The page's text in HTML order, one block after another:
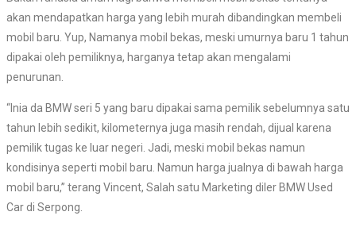
akan mendapatkan harga yang lebih murah dibandingkan membeli
mobil baru. Yup, Namanya mobil bekas, meski umurnya baru 1 tahun
dipakai oleh pemiliknya, harganya tetap akan mengalami
penurunan.
“Inia da BMW seri 5 yang baru dipakai sama pemilik sebelumnya satu
tahun lebih sedikit, kilometernya juga masih rendah, dijual karena
pemilik tugas ke luar negeri. Jadi, meski mobil bekas namun
kondisinya seperti mobil baru. Namun harga jualnya di bawah harga
mobil baru,” terang Vincent, Salah satu Marketing diler BMW Used
Car di Serpong.